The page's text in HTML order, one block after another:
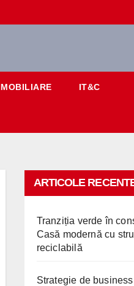
IT&C
ARTICOLE
Tranziția verde în
Casă modernă cu
reciclabilă
Strategie de